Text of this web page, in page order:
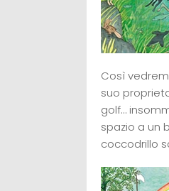
Così
suo
golf…
spazio a un
coccodrillo